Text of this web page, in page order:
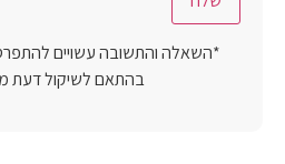
*השאלה והתשובה עשויים
בהתאם לשיקול דעת